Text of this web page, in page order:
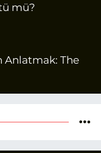
mü?
Anlatmak: The